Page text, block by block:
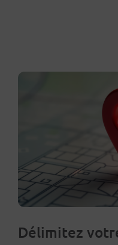
Délimitez